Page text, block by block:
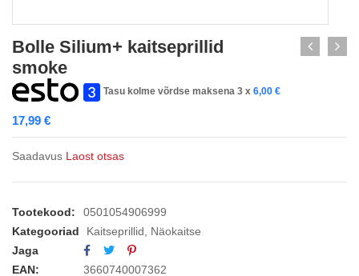
Bolle Silium+ kaitseprillid
smoke
Tasu kolme võrdse maksena 3 x 6,00 €
17,99 €
Saadavus Laost otsas
Tootekood:
0501054906999
Kategooriad
Kaitseprillid
Näokaitse
Jaga
EAN:
3660740007362